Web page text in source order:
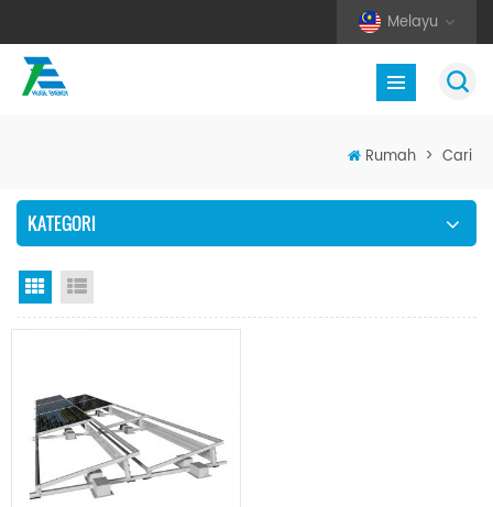
Melayu
Rumah > Cari
KATEGORI
Paparan grid